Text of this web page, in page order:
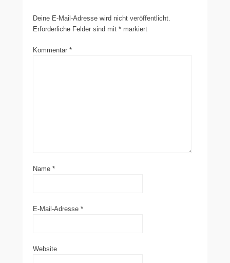
Deine E-Mail-Adresse wird nicht veröffentlicht.
Erforderliche Felder sind mit * markiert
Kommentar *
Name *
E-Mail-Adresse *
Website